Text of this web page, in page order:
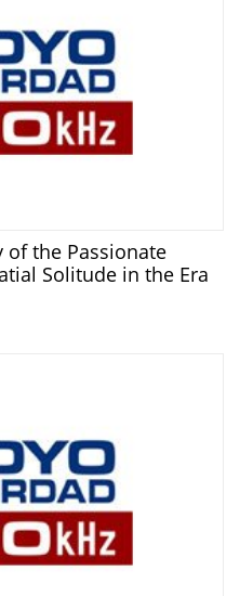
of the Passionate
Solitude in the Era